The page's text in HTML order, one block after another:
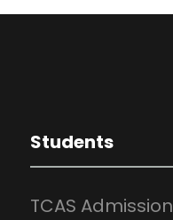
Students
TCAS Admission